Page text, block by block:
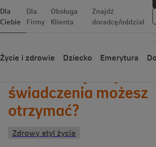
Dla
Ciebie
Dla
Firmy
Obsługa
Klienta
Znajdź
doradcę/oddział
Życie i zdrowie Dziecko Emerytura
Wróć
świadczenia możesz
otrzymać?
Zdrowy styl życia